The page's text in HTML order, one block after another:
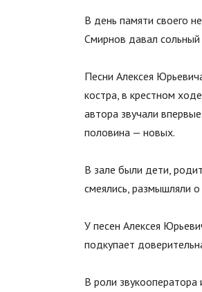
В день памяти своего
Смирнов давал
Песни Алексея
костра, в крестном
автора звучали
половина — новых.
В зале были дети,
смеялись, размышляли
У песен Алексея
подкупает
В роли